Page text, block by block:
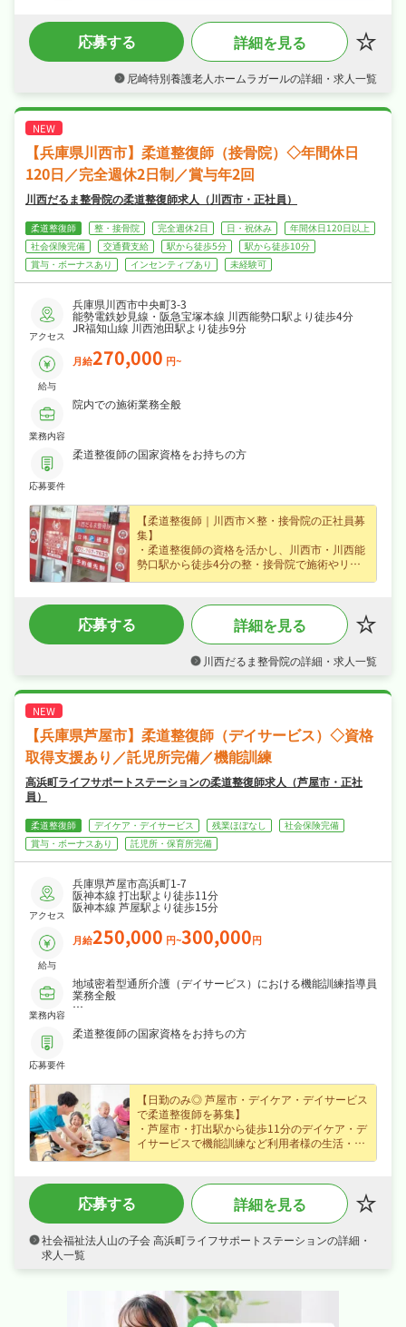
・賞与年2回・住宅手当・家族手当など各種手
当・昇給ありなど好待遇で、月給21.8万円〜の
正社員求人、あなたの経験を正当に評価しま
・日勤のみでシフト制・日曜・祝日休み・年間
バランスも抜群！
でサポートします！
応募する 詳細を見る
尼崎特別養護老人ホームラガールの詳細・求人一覧
【兵庫県川西市】柔道整復師（接骨院）◇年間休日
120日／完全週休2日制／賞与年2回
川西だるま整骨院の柔道整復師求人（川西市・正社員）
柔道整復師 整・接骨院 完全週休2日 日・祝休み
年間休日120日以上
社会保険完備
交通費支給 駅から徒歩5分
駅から徒歩10分
賞与・ボーナスあり
インセンティブあり 未経験可
アクセス
兵庫県川西市中央町3-3
能勢電鉄妙見線・阪急宝塚本線 川西能勢口駅より徒歩4分
JR福知山線 川西池田駅より徒歩9分
給与
月給270,000 円~
業務内容
院内での施術業務全般
応募要件
柔道整復師の国家資格をお持ちの方
【柔道整復師｜川西市×整・接骨院の正社員募
集】
・柔道整復師の資格を活かし、川西市・川西能
勢口駅から徒歩4分の整・接骨院で施術やリハ
・正社員募集で月給27万円〜という好条件、賞
与年2回など好待遇で、あなたの経験を正当に
評価します！
120日、夏季休暇・年末年始休暇など長期休暇
長く続けられる環境です！
す！
応募する 詳細を見る
川西だるま整骨院の詳細・求人一覧
【兵庫県芦屋市】柔道整復師（デイサービス）◇資格
取得支援あり／託児所完備／機能訓練
高浜町ライフサポートステーションの柔道整復師求人（芦屋市・正社
員）
柔道整復師 デイケア・デイサービス 残業ほぼなし
社会保険完備
賞与・ボーナスあり
託児所・保育所完備
アクセス
兵庫県芦屋市高浜町1-7
阪神本線 打出駅より徒歩11分
阪神本線 芦屋駅より徒歩15分
給与
月給250,000 円~300,000円
業務内容
地域密着型通所介護（デイサービス）における機能訓練指導員
業務全般
・利用者様（定員18名、半日型2部交代制）に対する個別機能
訓練の実施
提供
2. 計画・記録管理業務
・利用者様ごとの個別機能訓練計画書の作成
・訓練の実施状況や進捗、変化に関する実施記録の入力・管理
・多職種と連携したケアプランに基づく目標設定および再評価
・専用車両（軽自動車等）による利用者様の自宅から施設間の
送迎業務
・その他、上記に付随する施設運営業務全般
応募要件
柔道整復師の国家資格をお持ちの方
【日勤のみ◎ 芦屋市・デイケア・デイサービス
で柔道整復師を募集】
・芦屋市・打出駅から徒歩11分のデイケア・デ
イサービスで機能訓練など利用者様の生活・機
・月給25〜30万円（正社員）、賞与年2回・資
格手当など各種手当・昇給ありなど好待遇で、
あなたの経験を正当に評価します！
暇も取りやすくプライベートも大切にしながら
服貸与など福利厚生も充実、はじめての方も安
心して飛び込める職場です！
応募する 詳細を見る
社会福祉法人山の子会 高浜町ライフサポートステーションの詳細・
求人一覧